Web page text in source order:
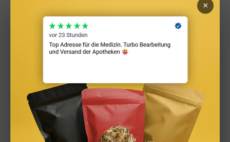
Eigentumswohnung in guter C- Lage oder B- Lage.
Fehler 7 – Top Ausstattung- schlechte
Tolle Küche, tolle Möbel, du hast die Immobilie nur
auf Grund ihrer tollen Ausstattung gekauft? Schlecht
für dich, denn so springt weniger Profit raus. Was du
suchst sind renovierungsbedürftige Immobilien, denn
so kannst du sie selbst renovieren und dann
×